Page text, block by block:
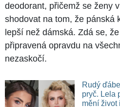
deodorant, přičemž se ženy
shodovat na tom, že pánská
lepší než dámská. Zdá se,
připravená opravdu na
nezaskočí.
Rudý
pryč. Lela
mění život